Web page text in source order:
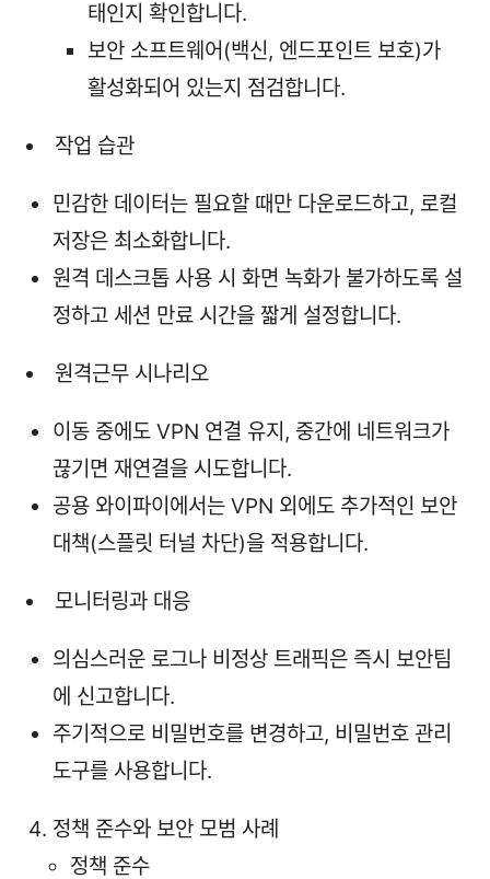
태인지 확인합니다.
보안 소프트웨어(백신, 엔드포인트 보호)가
활성화되어 있는지 점검합니다.
작업 습관
민감한 데이터는 필요할 때만 다운로드하고, 로컬
저장은 최소화합니다.
원격 데스크톱 사용 시 화면 녹화가 불가하도록 설
정하고 세션 만료 시간을 짧게 설정합니다.
원격근무 시나리오
이동 중에도 VPN 연결 유지, 중간에 네트워크가
끊기면 재연결을 시도합니다.
공용 와이파이에서는 VPN 외에도 추가적인 보안
대책(스플릿 터널 차단)을 적용합니다.
모니터링과 대응
의심스러운 로그나 비정상 트래픽은 즉시 보안팀
에 신고합니다.
주기적으로 비밀번호를 변경하고, 비밀번호 관리
도구를 사용합니다.
정책 준수와 보안 모범 사례
정책 준수